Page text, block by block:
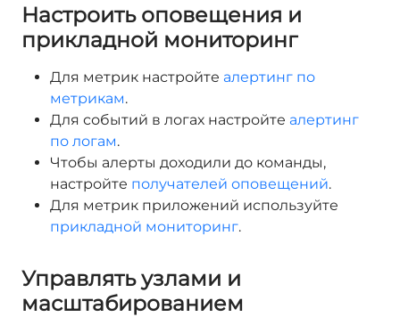
Настроить оповещения и
прикладной мониторинг
Для метрик настройте алертинг по
метрикам.
Для событий в логах настройте алертинг
по логам.
Чтобы алерты доходили до команды,
настройте получателей оповещений.
Для метрик приложений используйте
прикладной мониторинг.
Управлять узлами и
масштабированием